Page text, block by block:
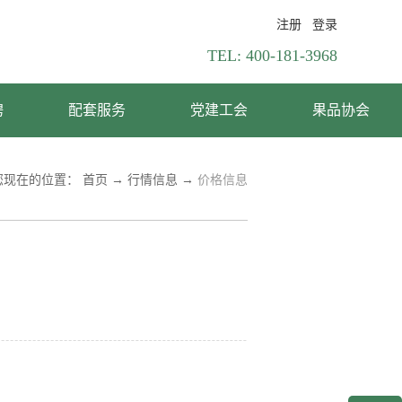
登录
注册
TEL: 400-181-3968
配套服务 党建工会 果品协会
现在的位置： 首页 → 行情信息 → 价格信息